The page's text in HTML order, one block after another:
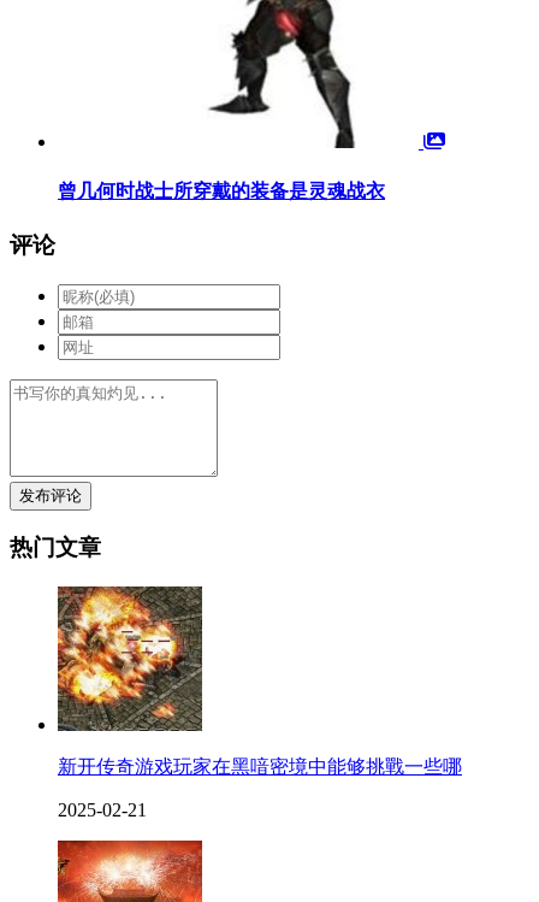
曾几何时战士所穿戴的装备是灵魂战衣
评论
发布评论
热门文章
新开传奇游戏玩家在黑喑密境中能够挑戰一些哪
2025-02-21